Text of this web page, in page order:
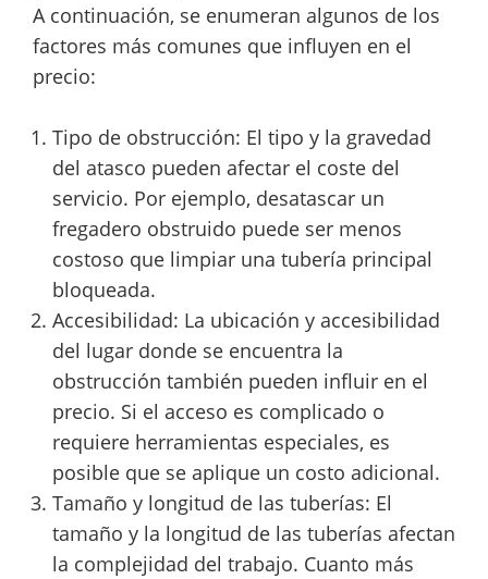
A continuación, se enumeran algunos de los
factores más comunes que influyen en el
precio:
Tipo de obstrucción: El tipo y la gravedad
del atasco pueden afectar el coste del
servicio. Por ejemplo, desatascar un
fregadero obstruido puede ser menos
costoso que limpiar una tubería principal
bloqueada.
Accesibilidad: La ubicación y accesibilidad
del lugar donde se encuentra la
obstrucción también pueden influir en el
precio. Si el acceso es complicado o
requiere herramientas especiales, es
posible que se aplique un costo adicional.
Tamaño y longitud de las tuberías: El
tamaño y la longitud de las tuberías afectan
la complejidad del trabajo. Cuanto más